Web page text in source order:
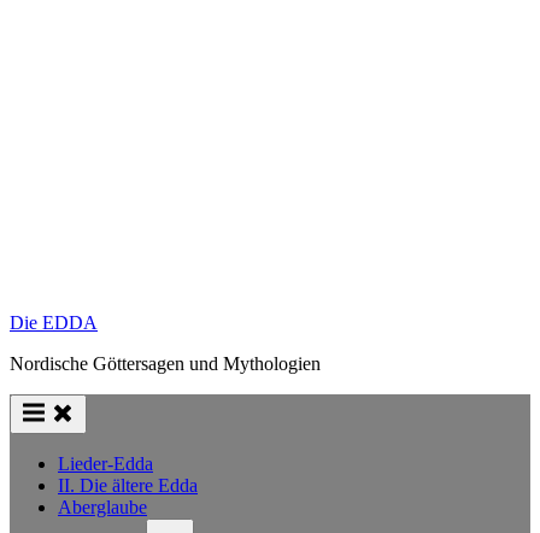
Die EDDA
Nordische Göttersagen und Mythologien
Lieder-Edda
II. Die ältere Edda
Aberglaube